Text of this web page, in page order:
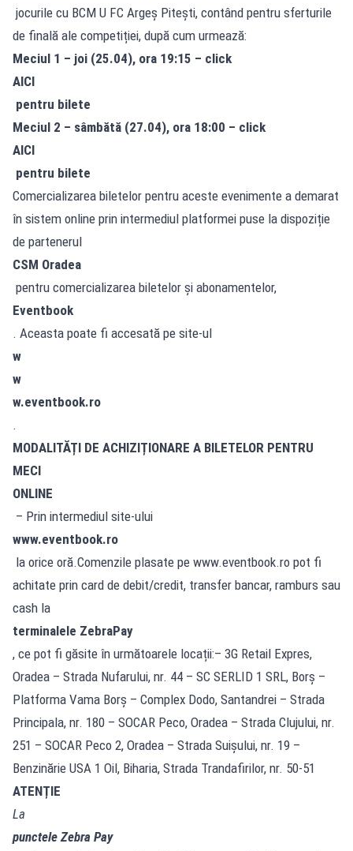
jocurile cu BCM U FC Argeș Pitești, contând pentru sferturile
de finală ale competiției, după cum urmează:
Meciul 1 – joi (25.04), ora 19:15 – click
AICI
pentru bilete
Meciul 2 – sâmbătă (27.04), ora 18:00 – click
AICI
pentru bilete
Comercializarea biletelor pentru aceste evenimente a demarat
în sistem online prin intermediul platformei puse la dispoziție
de partenerul
CSM Oradea
pentru comercializarea biletelor și abonamentelor,
Eventbook
. Aceasta poate fi accesată pe site-ul
w
w
w.eventbook.ro
.
MODALITĂȚI DE ACHIZIȚIONARE A BILETELOR PENTRU
MECI
ONLINE
– Prin intermediul site-ului
www.eventbook.ro
la orice oră.Comenzile plasate pe www.eventbook.ro pot fi
achitate prin card de debit/credit, transfer bancar, ramburs sau
cash la
terminalele ZebraPay
, ce pot fi găsite în următoarele locații:– 3G Retail Expres,
Oradea – Strada Nufarului, nr. 44 – SC SERLID 1 SRL, Borș –
Platforma Vama Borș – Complex Dodo, Santandrei – Strada
Principala, nr. 180 – SOCAR Peco, Oradea – Strada Clujului, nr.
251 – SOCAR Peco 2, Oradea – Strada Suișului, nr. 19 –
Benzinărie USA 1 Oil, Biharia, Strada Trandafirilor, nr. 50-51
ATENȚIE
La
punctele Zebra Pay